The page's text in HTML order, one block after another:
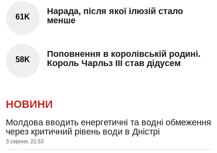
61K
Нарада, після якої ілюзій стало
менше
58K
Поповнення в королівській родині.
Король Чарльз III став дідусем
НОВИНИ
Молдова вводить енергетичні та водні обмеження
через критичний рівень води в Дністрі
3 серпня, 21:53